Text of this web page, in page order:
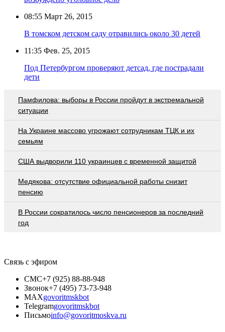
08:55 Март 26, 2015
В томском детском саду отравились около 30 детей
11:35 Фев. 25, 2015
Под Петербургом проверяют детсад, где пострадали
дети
Памфилова: выборы в России пройдут в экстремальной
ситуации
На Украине массово угрожают сотрудникам ТЦК и их
семьям
США выдворили 110 украинцев с временной защитой
Медякова: отсутствие официальной работы снизит
пенсию
В России сократилось число пенсионеров за последний
год
Связь с эфиром
СМС+7 (925) 88-88-948
Звонок+7 (495) 73-73-948
MAXgovoritmskbot
Telegramgovoritmskbot
Письмоinfo@govoritmoskva.ru